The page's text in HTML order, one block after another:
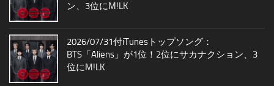
ン、3位にM!LK
2026/07/31付iTunesトップソング：
BTS「Aliens」が1位！2位にサカナクション、3
位にM!LK